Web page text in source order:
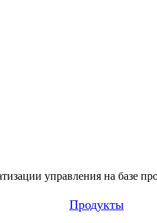
управления на базе
Продукты